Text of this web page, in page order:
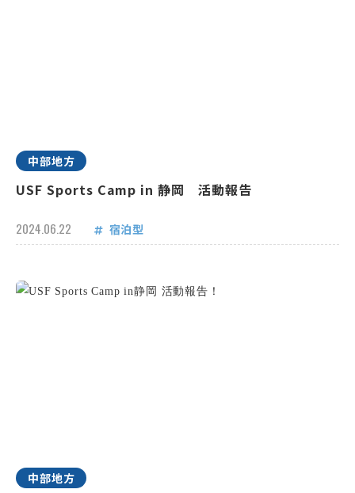
中部地方
USF Sports Camp in 静岡 活動報告
2024.06.22 宿泊型
中部地方